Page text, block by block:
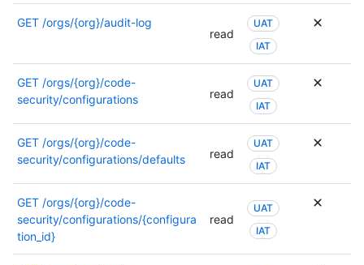
GET /orgs/{org}/audit-log
read
UAT
IAT
GET /orgs/{org}/code-
security/configurations
read
UAT
IAT
GET /orgs/{org}/code-
security/configurations/defaults
read
UAT
IAT
GET /orgs/{org}/code-
security/configurations/{configura
tion_id}
read
UAT
IAT